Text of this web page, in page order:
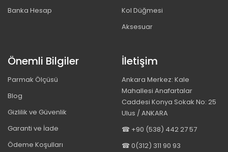
Banka Hesap
Kol Düğmesi
Aksesuar
Önemli Bilgiler
Parmak Ölçüsü
Blog
Gizlilik ve Güvenlik
Garanti ve İade
Ödeme Koşulları
İletişim
Ankara Merkez: Kale
Mahallesi Anafartalar
Caddesi Konya Sokak No: 25
Ulus / ANKARA
☎ +90 (538) 442 27 57
☎ 0(312) 311 90 93